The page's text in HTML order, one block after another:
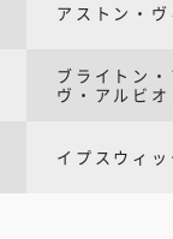
アストン・
ブライトン
ヴ・アルビオ
イプスウィ